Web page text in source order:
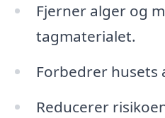
Fjerner alger og
tagmaterialet.
Forbedrer
Reducerer